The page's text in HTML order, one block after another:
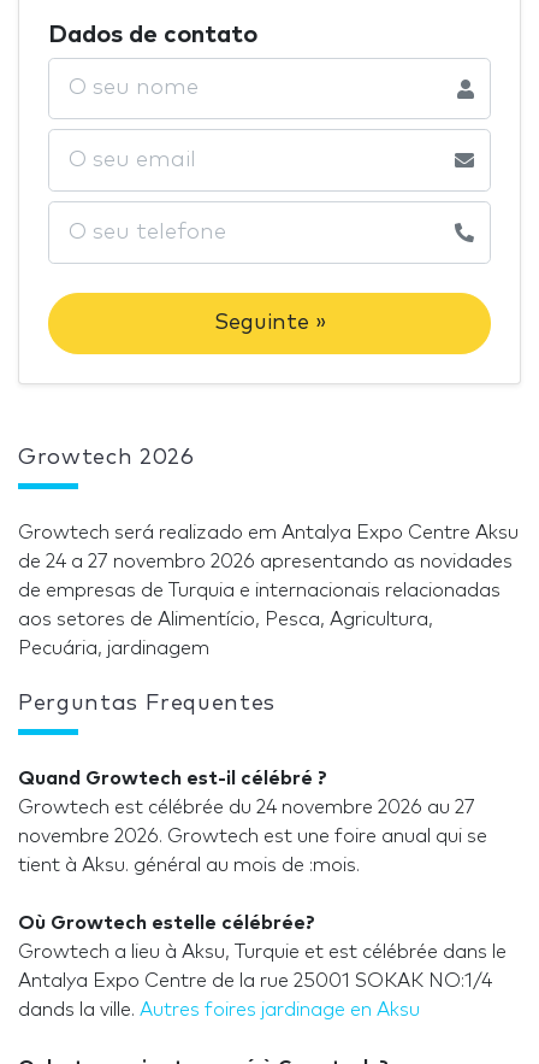
Dados de contato
Seguinte »
Growtech 2026
Growtech será realizado em Antalya Expo Centre Aksu
de 24 a 27 novembro 2026 apresentando as novidades
de empresas de Turquia e internacionais relacionadas
aos setores de Alimentício, Pesca, Agricultura,
Pecuária, jardinagem
Perguntas Frequentes
Quand Growtech est-il célébré ?
Growtech est célébrée du 24 novembre 2026 au 27
novembre 2026. Growtech est une foire anual qui se
tient à Aksu. général au mois de :mois.
Où Growtech estelle célébrée?
Growtech a lieu à Aksu, Turquie et est célébrée dans le
Antalya Expo Centre de la rue 25001 SOKAK NO:1/4
dands la ville. Autres foires jardinage en Aksu